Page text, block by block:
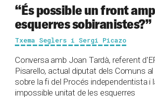
“És possible un front
esquerres sobiranistes?”
Txema Seglers i Sergi Picazo
Conversa amb Joan Tardà, referent
Pisarello, actual diputat dels Comuns al
sobre la fi del Procés independentista i
impossible unitat de les esquerres